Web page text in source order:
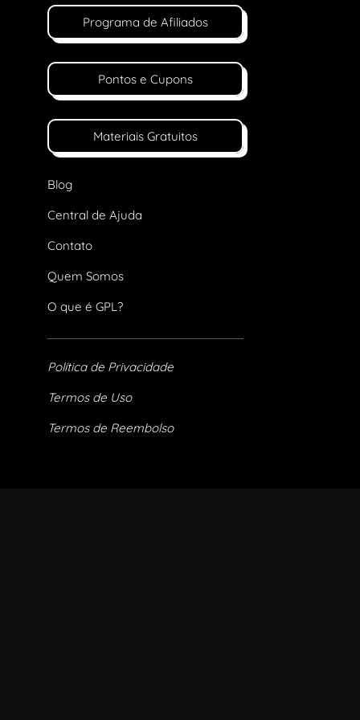
Programa de Afiliados
Pontos e Cupons
Materiais Gratuitos
Blog
Central de Ajuda
Contato
Quem Somos
O que é GPL?
Política de Privacidade
Termos de Uso
Termos de Reembolso